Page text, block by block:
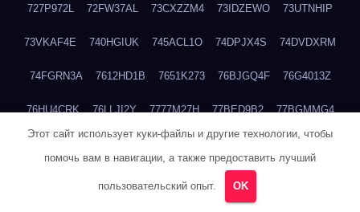
727P972L 72FW37AL 73CXZZM4 73IDZEWO 73UTNHIP
73VKAF4E 740HGIUK 745ACL1O 74DPJX4S 74DVDXRM
74FGRN3A 7612HD1B 7651K273 76BJGQ4F 76G4013Z
76HU4CRK 76LLJI2Y 7777M27H 77BED9B2 77BGMMG4
77TABW20 780FZHSV 78Q29S80
Этот сайт использует куки-файлы и другие технологии, чтобы
помочь вам в навигации, а также предоставить лучший
пользовательский опыт. OK